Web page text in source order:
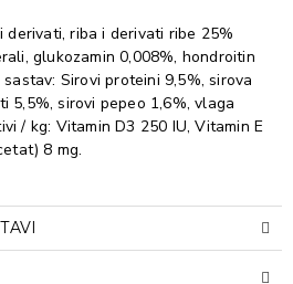
derivati, riba i derivati ribe 25%
glukozamin 0,008%, hondroitin
Sirovi proteini 9,5%, sirova
5,5%, sirovi pepeo 1,6%, vlaga
/ kg: Vitamin D3 250 IU, Vitamin E
8 mg.